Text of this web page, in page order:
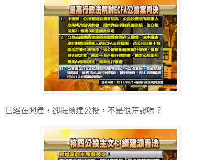
已經在興建，卻提續建公投，不是很荒謬嗎？